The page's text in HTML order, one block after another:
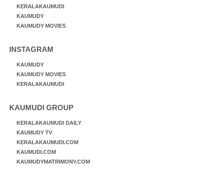
KERALAKAUMUDI
KAUMUDY
KAUMUDY MOVIES
INSTAGRAM
KAUMUDY
KAUMUDY MOVIES
KERALAKAUMUDI
KAUMUDI GROUP
KERALAKAUMUDI DAILY
KAUMUDY TV
KERALAKAUMUDI.COM
KAUMUDI.COM
KAUMUDYMATRIMONY.COM